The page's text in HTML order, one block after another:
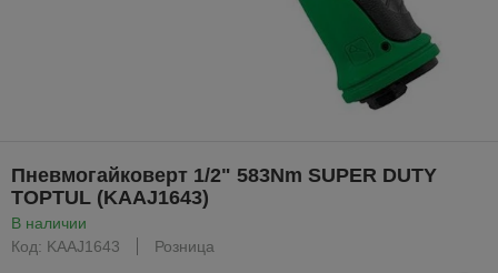
Пневмогайковерт 1/2" 583Nm SUPER DUTY
TOPTUL (KAAJ1643)
В наличии
Код: KAAJ1643
Розница